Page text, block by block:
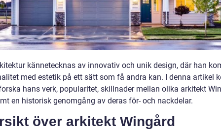
kännetecknas av innovativ och unik design, där han
med estetik på ett sätt som få andra kan. I denna artikel
hans verk, popularitet, skillnader mellan olika arkitekt
en historisk genomgång av deras för- och nackdelar.
över arkitekt Wingård